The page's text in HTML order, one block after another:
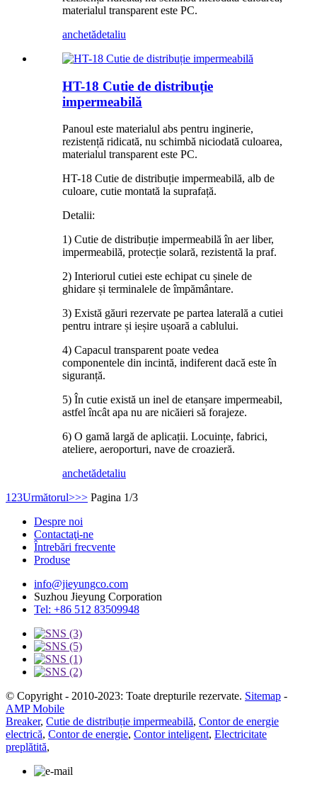
materialul transparent este PC.
anchetădetaliu
HT-18 Cutie de distribuție
impermeabilă
Panoul este materialul abs pentru inginerie,
rezistență ridicată, nu schimbă niciodată culoarea,
materialul transparent este PC.
HT-18 Cutie de distribuție impermeabilă, alb de
culoare, cutie montată la suprafață.
Detalii:
1) Cutie de distribuție impermeabilă în aer liber,
impermeabilă, protecție solară, rezistentă la praf.
2) Interiorul cutiei este echipat cu șinele de
ghidare și terminalele de împământare.
3) Există găuri rezervate pe partea laterală a cutiei
pentru intrare și ieșire ușoară a cablului.
4) Capacul transparent poate vedea
componentele din incintă, indiferent dacă este în
siguranță.
5) În cutie există un inel de etanșare impermeabil,
astfel încât apa nu are nicăieri să forajeze.
6) O gamă largă de aplicații. Locuințe, fabrici,
ateliere, aeroporturi, nave de croazieră.
anchetădetaliu
123Următorul>>> Pagina 1/3
Despre noi
Contactaţi-ne
Întrebări frecvente
Produse
info@jieyungco.com
Suzhou Jieyung Corporation
Tel: +86 512 83509948
© Copyright - 2010-2023: Toate drepturile rezervate. Sitemap -
AMP Mobile
Breaker, Cutie de distribuție impermeabilă, Contor de energie
electrică, Contor de energie, Contor inteligent, Electricitate
preplătită,